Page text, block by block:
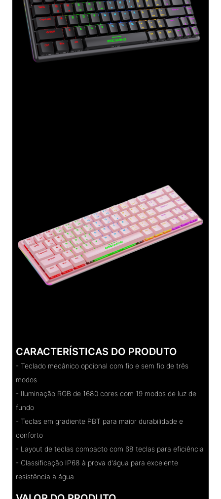
CARACTERÍSTICAS DO PRODUTO
- Teclado mecânico opcional com fio e sem fio de três
modos
- Iluminação RGB de 1680 cores com 19 modos de luz de
fundo
- Teclas em gradiente PBT para maior durabilidade e
conforto
- Layout de teclas compacto com 68 teclas para eficiência
- Classificação IP68 à prova d'água para excelente
resistência à água